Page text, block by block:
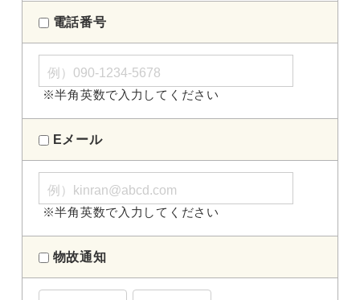
電話番号
※半角英数で入力してください
Eメール
※半角英数で入力してください
物故通知